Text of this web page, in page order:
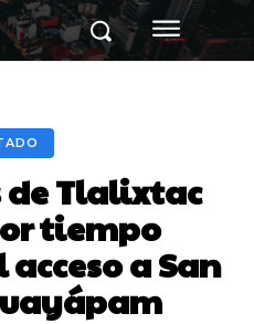
Tlalixtac
tiempo
a San